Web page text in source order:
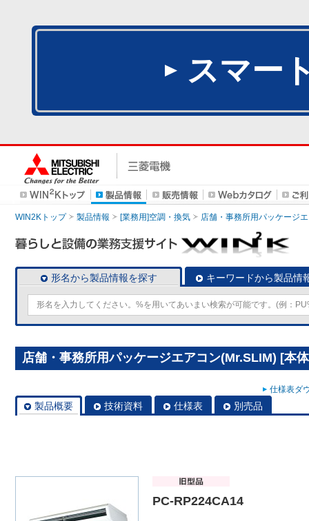
スマー
WIN2Kトップ 製品情報 [業務用]空調・換気 店舗・事務所用パッケージ
形名から製品情報を探す キーワードから製品情
店舗・事務所用パッケージエアコン(Mr.SLIM) [本
仕様表ダ
製品概要 技術資料 仕様表 別売品
PC-RP224CA14